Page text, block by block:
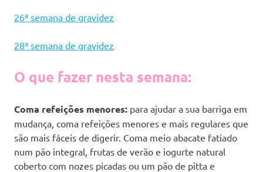
26ª semana de gravidez
28ª semana de gravidez
O que fazer nesta semana:
Coma refeições menores: para ajudar a sua barriga em
mudança, coma refeições menores e mais regulares que
são mais fáceis de digerir. Coma meio abacate fatiado
num pão integral, frutas de verão e iogurte natural
coberto com nozes picadas ou um pão de pitta e